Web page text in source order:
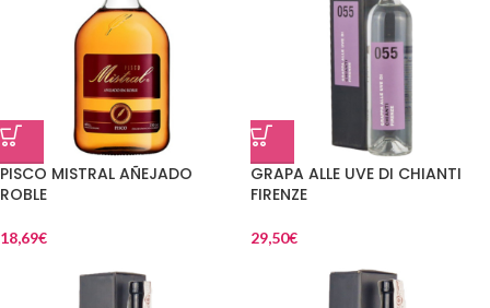
PISCO MISTRAL AÑEJADO
ROBLE
18,69€
GRAPA ALLE UVE DI CHIANTI
FIRENZE
29,50€